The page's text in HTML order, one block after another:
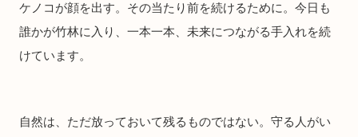
ケノコが顔を出す。その当たり前を続けるために。今日も
誰かが竹林に入り、一本一本、未来につながる手入れを続
けています。
自然は、ただ放っておいて残るものではない。守る人がい